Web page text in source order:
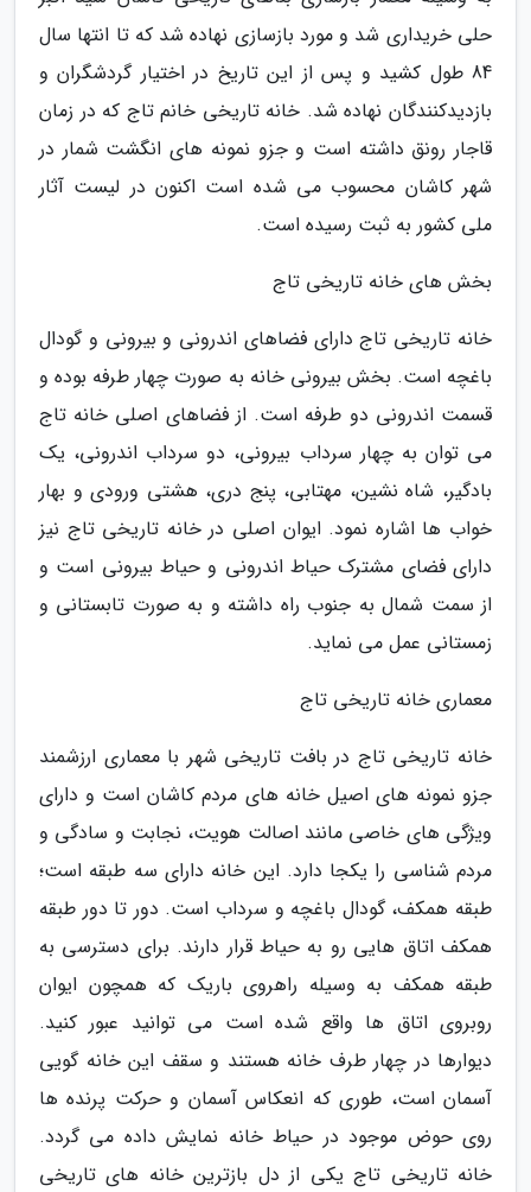
حلی خریداری شد و مورد بازسازی نهاده شد که تا انتها سال
84 طول کشید و پس از این تاریخ در اختیار گردشگران و
بازدیدکنندگان نهاده شد. خانه تاریخی خانم تاج که در زمان
قاجار رونق داشته است و جزو نمونه های انگشت شمار در
شهر کاشان محسوب می شده است اکنون در لیست آثار
ملی کشور به ثبت رسیده است.
بخش های خانه تاریخی تاج
خانه تاریخی تاج دارای فضاهای اندرونی و بیرونی و گودال
باغچه است. بخش بیرونی خانه به صورت چهار طرفه بوده و
قسمت اندرونی دو طرفه است. از فضاهای اصلی خانه تاج
می توان به چهار سرداب بیرونی، دو سرداب اندرونی، یک
بادگیر، شاه نشین، مهتابی، پنج دری، هشتی ورودی و بهار
خواب ها اشاره نمود. ایوان اصلی در خانه تاریخی تاج نیز
دارای فضای مشترک حیاط اندرونی و حیاط بیرونی است و
از سمت شمال به جنوب راه داشته و به صورت تابستانی و
زمستانی عمل می نماید.
معماری خانه تاریخی تاج
خانه تاریخی تاج در بافت تاریخی شهر با معماری ارزشمند
جزو نمونه های اصیل خانه های مردم کاشان است و دارای
ویژگی های خاصی مانند اصالت هویت، نجابت و سادگی و
مردم شناسی را یکجا دارد. این خانه دارای سه طبقه است؛
طبقه همکف، گودال باغچه و سرداب است. دور تا دور طبقه
همکف اتاق هایی رو به حیاط قرار دارند. برای دسترسی به
طبقه همکف به وسیله راهروی باریک که همچون ایوان
روبروی اتاق ها واقع شده است می توانید عبور کنید.
دیوارها در چهار طرف خانه هستند و سقف این خانه گویی
آسمان است، طوری که انعکاس آسمان و حرکت پرنده ها
روی حوض موجود در حیاط خانه نمایش داده می گردد.
خانه تاریخی تاج یکی از دل بازترین خانه های تاریخی